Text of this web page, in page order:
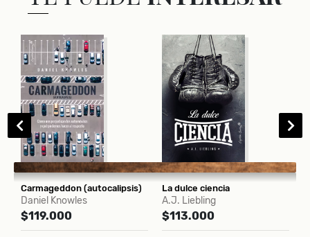
Carmageddon (autocalipsis)
Daniel Knowles
$119.000
La dulce ciencia
A.J. Liebling
$113.000